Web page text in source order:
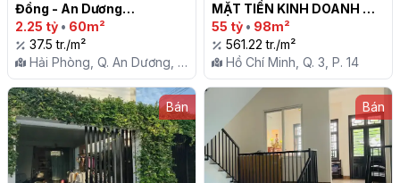
Đồng - An Dương
2.25 tỷ • 60m²
37.5 tr./m²
Hải Phòng, Q. An Dương, P.
An Đồng
MẶT TIỀN KINH DOANH
ĐƯỜNG LÊ VĂN SĨ, QUẬN 3
– HỢP ĐỒNG THUÊ 100
TRIỆU/THÁNG
55 tỷ • 98m²
561.22 tr./m²
Hồ Chí Minh, Q. 3, P. 14
Bán Bán